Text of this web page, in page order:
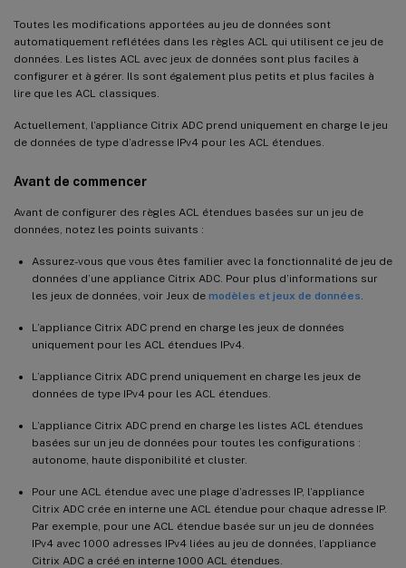
Toutes les modifications apportées au jeu de données sont
automatiquement reflétées dans les règles ACL qui utilisent ce jeu de
données. Les listes ACL avec jeux de données sont plus faciles à
configurer et à gérer. Ils sont également plus petits et plus faciles à
lire que les ACL classiques.
Actuellement, l’appliance Citrix ADC prend uniquement en charge le jeu
de données de type d’adresse IPv4 pour les ACL étendues.
Avant de commencer
Avant de configurer des règles ACL étendues basées sur un jeu de
données, notez les points suivants :
Assurez-vous que vous êtes familier avec la fonctionnalité de jeu de
données d’une appliance Citrix ADC. Pour plus d’informations sur
les jeux de données, voir Jeux de modèles et jeux de données
L’appliance Citrix ADC prend en charge les jeux de données
uniquement pour les ACL étendues IPv4.
L’appliance Citrix ADC prend uniquement en charge les jeux de
données de type IPv4 pour les ACL étendues.
L’appliance Citrix ADC prend en charge les listes ACL étendues
basées sur un jeu de données pour toutes les configurations :
autonome, haute disponibilité et cluster.
Pour une ACL étendue avec une plage d’adresses IP, l’appliance
Citrix ADC crée en interne une ACL étendue pour chaque adresse IP.
Par exemple, pour une ACL étendue basée sur un jeu de données
IPv4 avec 1000 adresses IPv4 liées au jeu de données, l’appliance
Citrix ADC a créé en interne 1000 ACL étendues.